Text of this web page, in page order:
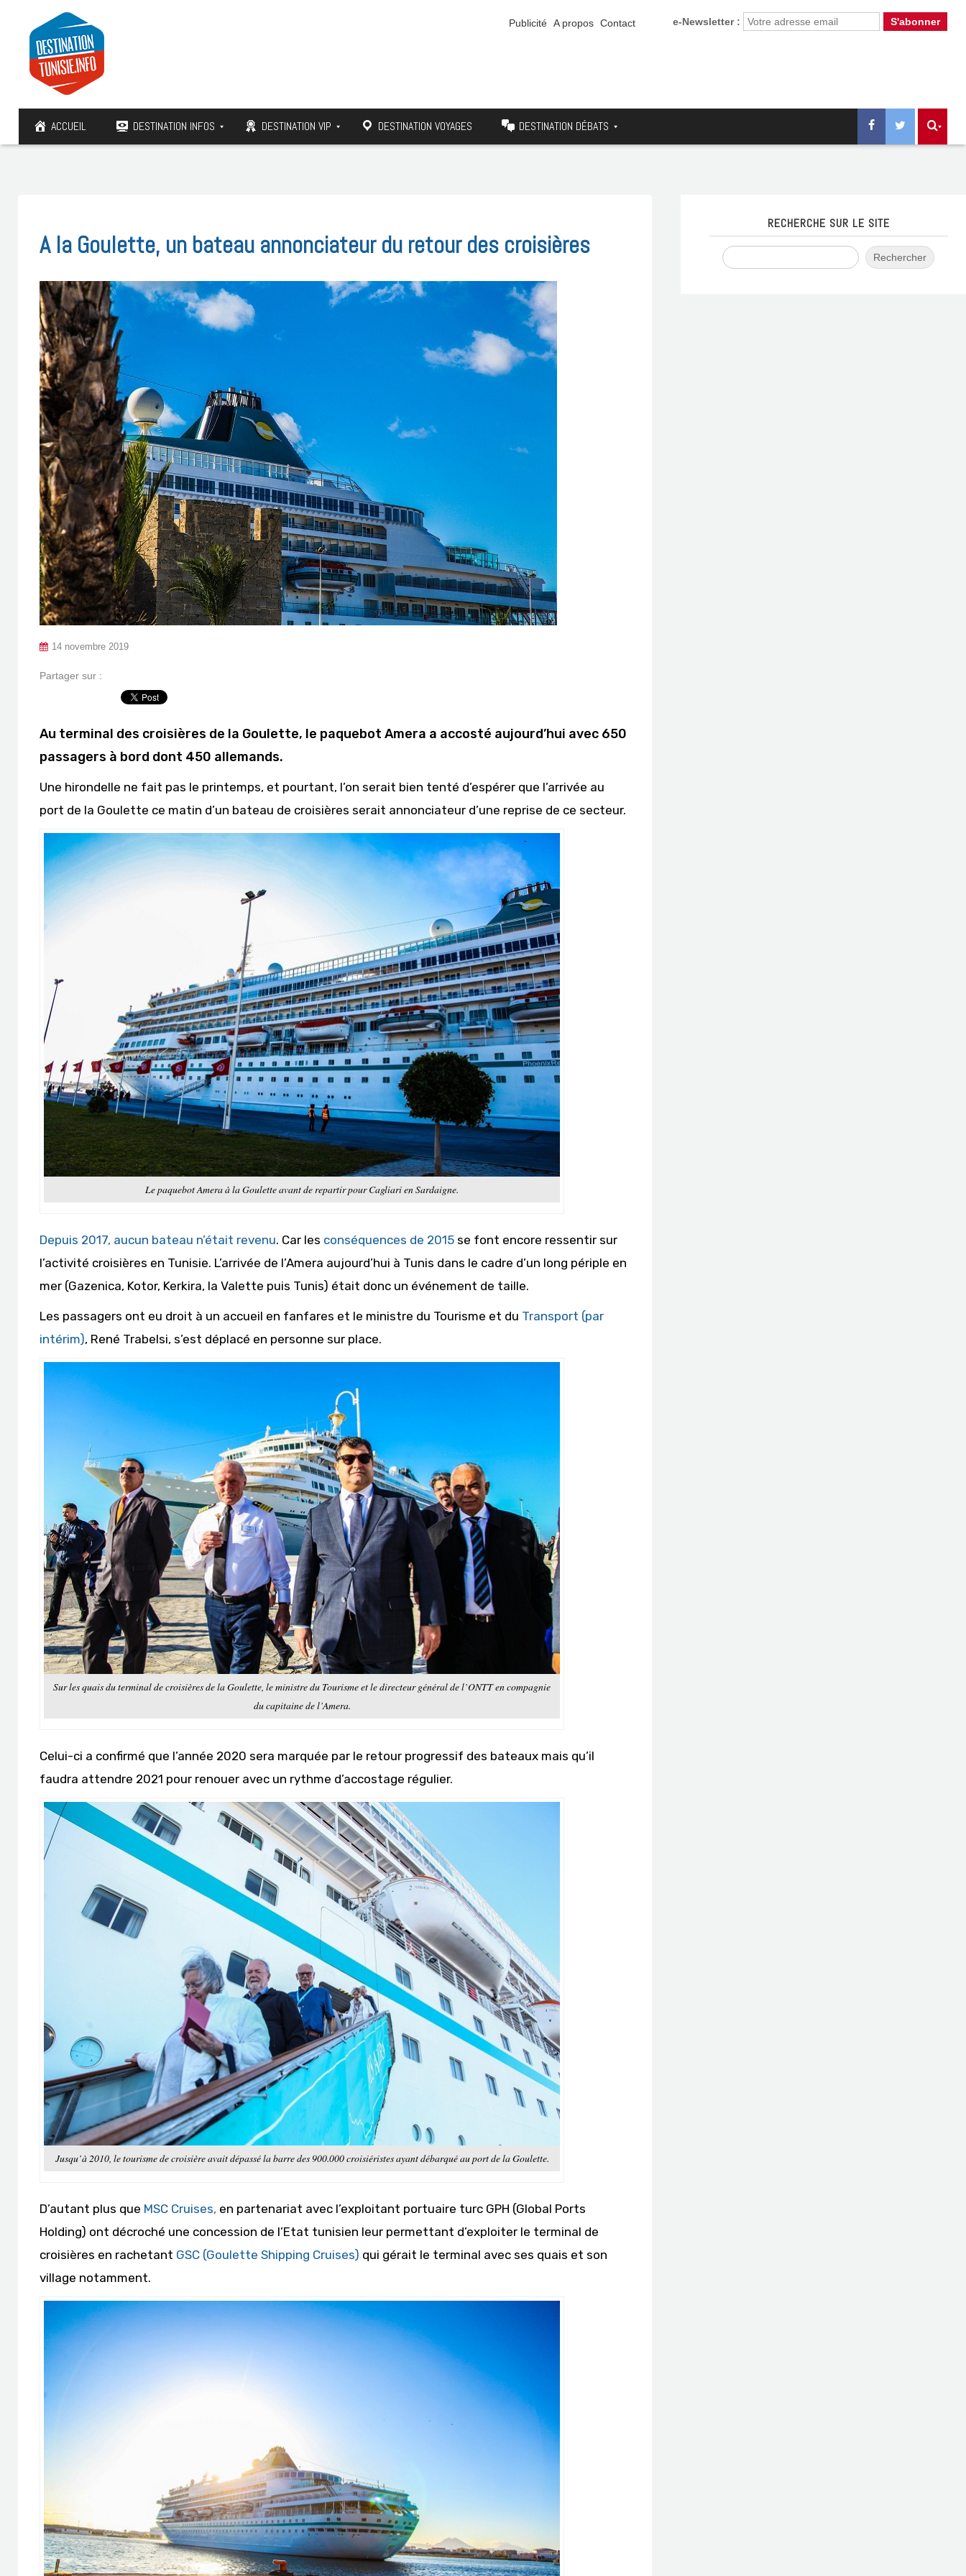
e-Newsletter :
Publicité A propos Contact
ACCUEIL DESTINATION INFOS DESTINATION VIP DESTINATION VOYAGES DESTINATION DÉBATS
A la Goulette, un bateau annonciateur du retour des croisières
14 novembre 2019
Partager sur :
Au terminal des croisières de la Goulette, le paquebot Amera a accosté aujourd’hui avec 650
passagers à bord dont 450 allemands.
Une hirondelle ne fait pas le printemps, et pourtant, l’on serait bien tenté d’espérer que l’arrivée au
port de la Goulette ce matin d’un bateau de croisières serait annonciateur d’une reprise de ce secteur.
Le paquebot Amera à la Goulette avant de repartir pour Cagliari en Sardaigne.
Depuis 2017, aucun bateau n’était revenu. Car les conséquences de 2015 se font encore ressentir sur
l’activité croisières en Tunisie. L’arrivée de l’Amera aujourd’hui à Tunis dans le cadre d’un long périple en
mer (Gazenica, Kotor, Kerkira, la Valette puis Tunis) était donc un événement de taille.
Les passagers ont eu droit à un accueil en fanfares et le ministre du Tourisme et du Transport (par
intérim), René Trabelsi, s’est déplacé en personne sur place.
Sur les quais du terminal de croisières de la Goulette, le ministre du Tourisme et le directeur général de l’ONTT en compagnie
du capitaine de l’Amera.
Celui-ci a confirmé que l’année 2020 sera marquée par le retour progressif des bateaux mais qu’il
faudra attendre 2021 pour renouer avec un rythme d’accostage régulier.
Jusqu’à 2010, le tourisme de croisière avait dépassé la barre des 900.000 croisiéristes ayant débarqué au port de la Goulette.
D’autant plus que MSC Cruises, en partenariat avec l’exploitant portuaire turc GPH (Global Ports
Holding) ont décroché une concession de l’Etat tunisien leur permettant d’exploiter le terminal de
croisières en rachetant GSC (Goulette Shipping Cruises) qui gérait le terminal avec ses quais et son
village notamment.
RECHERCHE SUR LE SITE